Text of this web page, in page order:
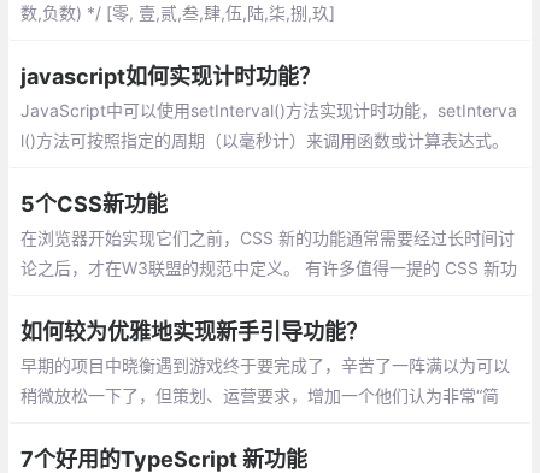
数,负数) */ [零, 壹,贰,叁,肆,伍,陆,柒,捌,玖]
javascript如何实现计时功能？
JavaScript中可以使用setInterval()方法实现计时功能，setInterva
l()方法可按照指定的周期（以毫秒计）来调用函数或计算表达式。
5个CSS新功能
在浏览器开始实现它们之前，CSS 新的功能通常需要经过长时间讨
论之后，才在W3联盟的规范中定义。 有许多值得一提的 CSS 新功
的五个功能：
如何较为优雅地实现新手引导功能？
早期的项目中晓衡遇到游戏终于要完成了，辛苦了一阵满以为可以
稍微放松一下了，但策划、运营要求，增加一个他们认为非常“简
7个好用的TypeScript 新功能